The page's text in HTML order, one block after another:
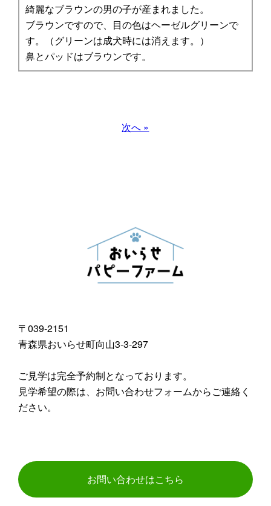
綺麗なブラウンの男の子が産まれました。
ブラウンですので、目の色はヘーゼルグリーンで
す。（グリーンは成犬時には消えます。）
鼻とパッドはブラウンです。
次へ »
〒039-2151
青森県おいらせ町向山3-3-297
ご見学は完全予約制となっております。
見学希望の際は、お問い合わせフォームからご連絡く
ださい。
お問い合わせはこちら